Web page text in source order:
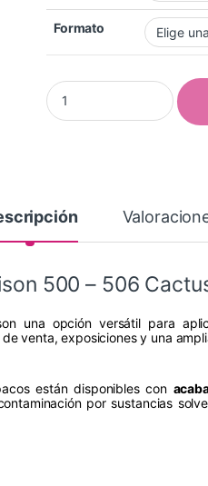
Formato
Vinilo Avery 500 Verde
500 – 506
una opción versátil para
venta, exposiciones y una
están disponibles con
por sustancias